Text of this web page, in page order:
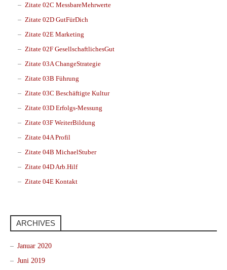
Zitate 02C MessbareMehrwerte
Zitate 02D GutFürDich
Zitate 02E Marketing
Zitate 02F GesellschaftlichesGut
Zitate 03A ChangeStrategie
Zitate 03B Führung
Zitate 03C Beschäftigte Kultur
Zitate 03D Erfolgs-Messung
Zitate 03F WeiterBildung
Zitate 04A Profil
Zitate 04B MichaelStuber
Zitate 04D Arb.Hilf
Zitate 04E Kontakt
ARCHIVES
Januar 2020
Juni 2019